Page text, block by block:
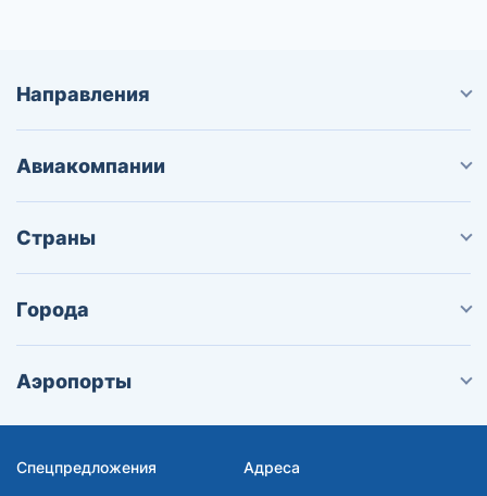
Направления
Авиакомпании
Страны
Города
Аэропорты
Спецпредложения Адреса